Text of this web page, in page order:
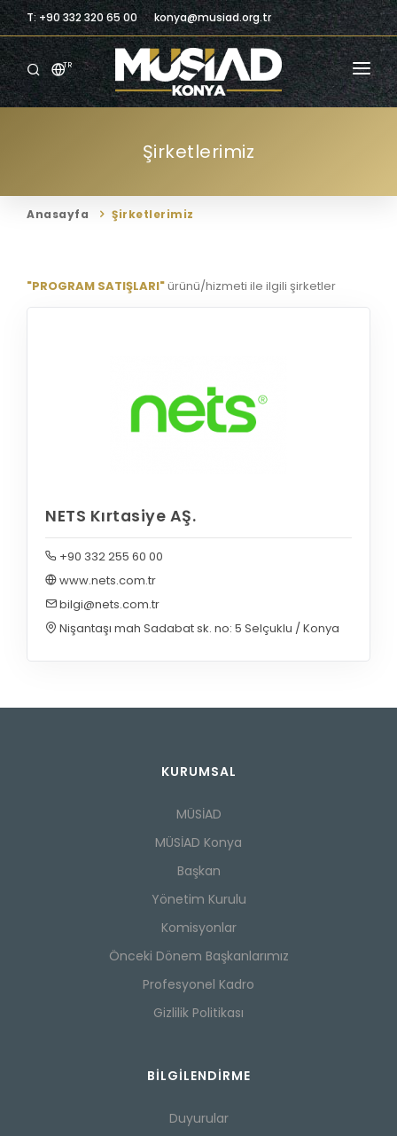
T: +90 332 320 65 00 konya@musiad.org.tr
TR
ANASAYFA
BILGI MERKEZI
Şirketlerimiz
Anasayfa Şirketlerimiz
"PROGRAM SATIŞLARI"ürünü/hizmeti ile ilgili şirketler
NETS Kırtasiye AŞ.
+90 332 255 60 00
www.nets.com.tr
bilgi@nets.com.tr
Nişantaşı mah Sadabat sk. no: 5 Selçuklu / Konya
KURUMSAL
MÜSİAD
MÜSİAD Konya
Başkan
Yönetim Kurulu
Komisyonlar
Önceki Dönem Başkanlarımız
Profesyonel Kadro
Gizlilik Politikası
BILGILENDIRME
Duyurular